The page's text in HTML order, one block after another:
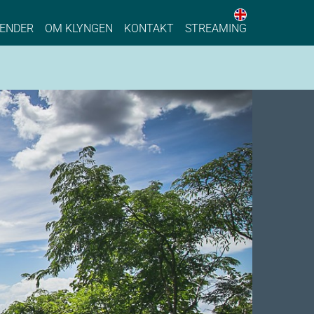
Process Industry
OM KLYNGEN KONTAKT STREAMING
English